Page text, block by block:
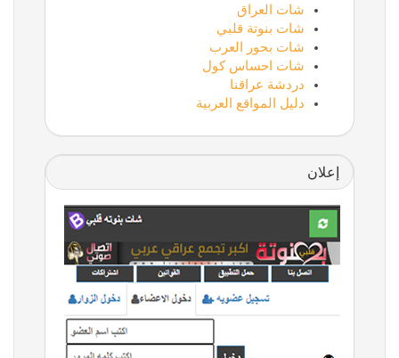
شات العراق
شات بنوتة قلبي
شات بحور العرب
شات احساس كول
دردشة عراقنا
دليل المواقع العربية
إعلان